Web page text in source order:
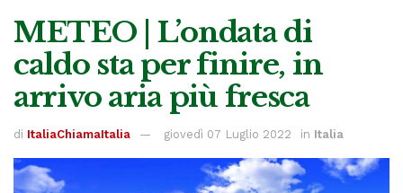
METEO | L’ondata di
caldo sta per finire, in
arrivo aria più fresca
di ItaliaChiamaItalia giovedì 07 Luglio 2022 in Italia